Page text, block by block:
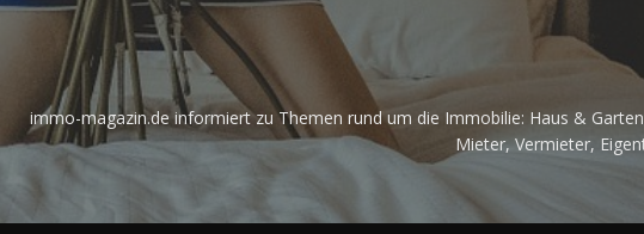
immo-magazin.de informiert zu Themen rund um die Immobilie: Haus &
Mieter, Vermieter,